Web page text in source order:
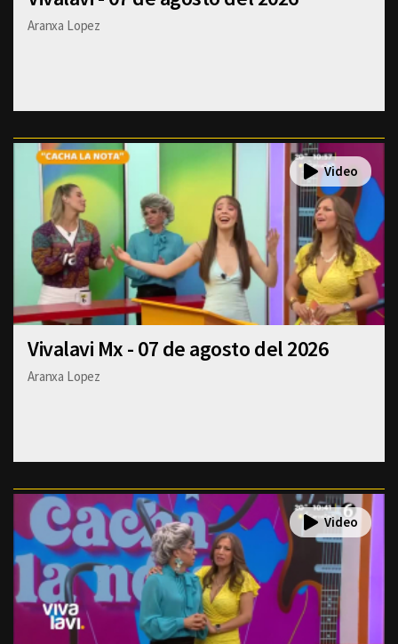
Aranxa Lopez
Vivalavi Mx - 07 de agosto del 2026
Aranxa Lopez